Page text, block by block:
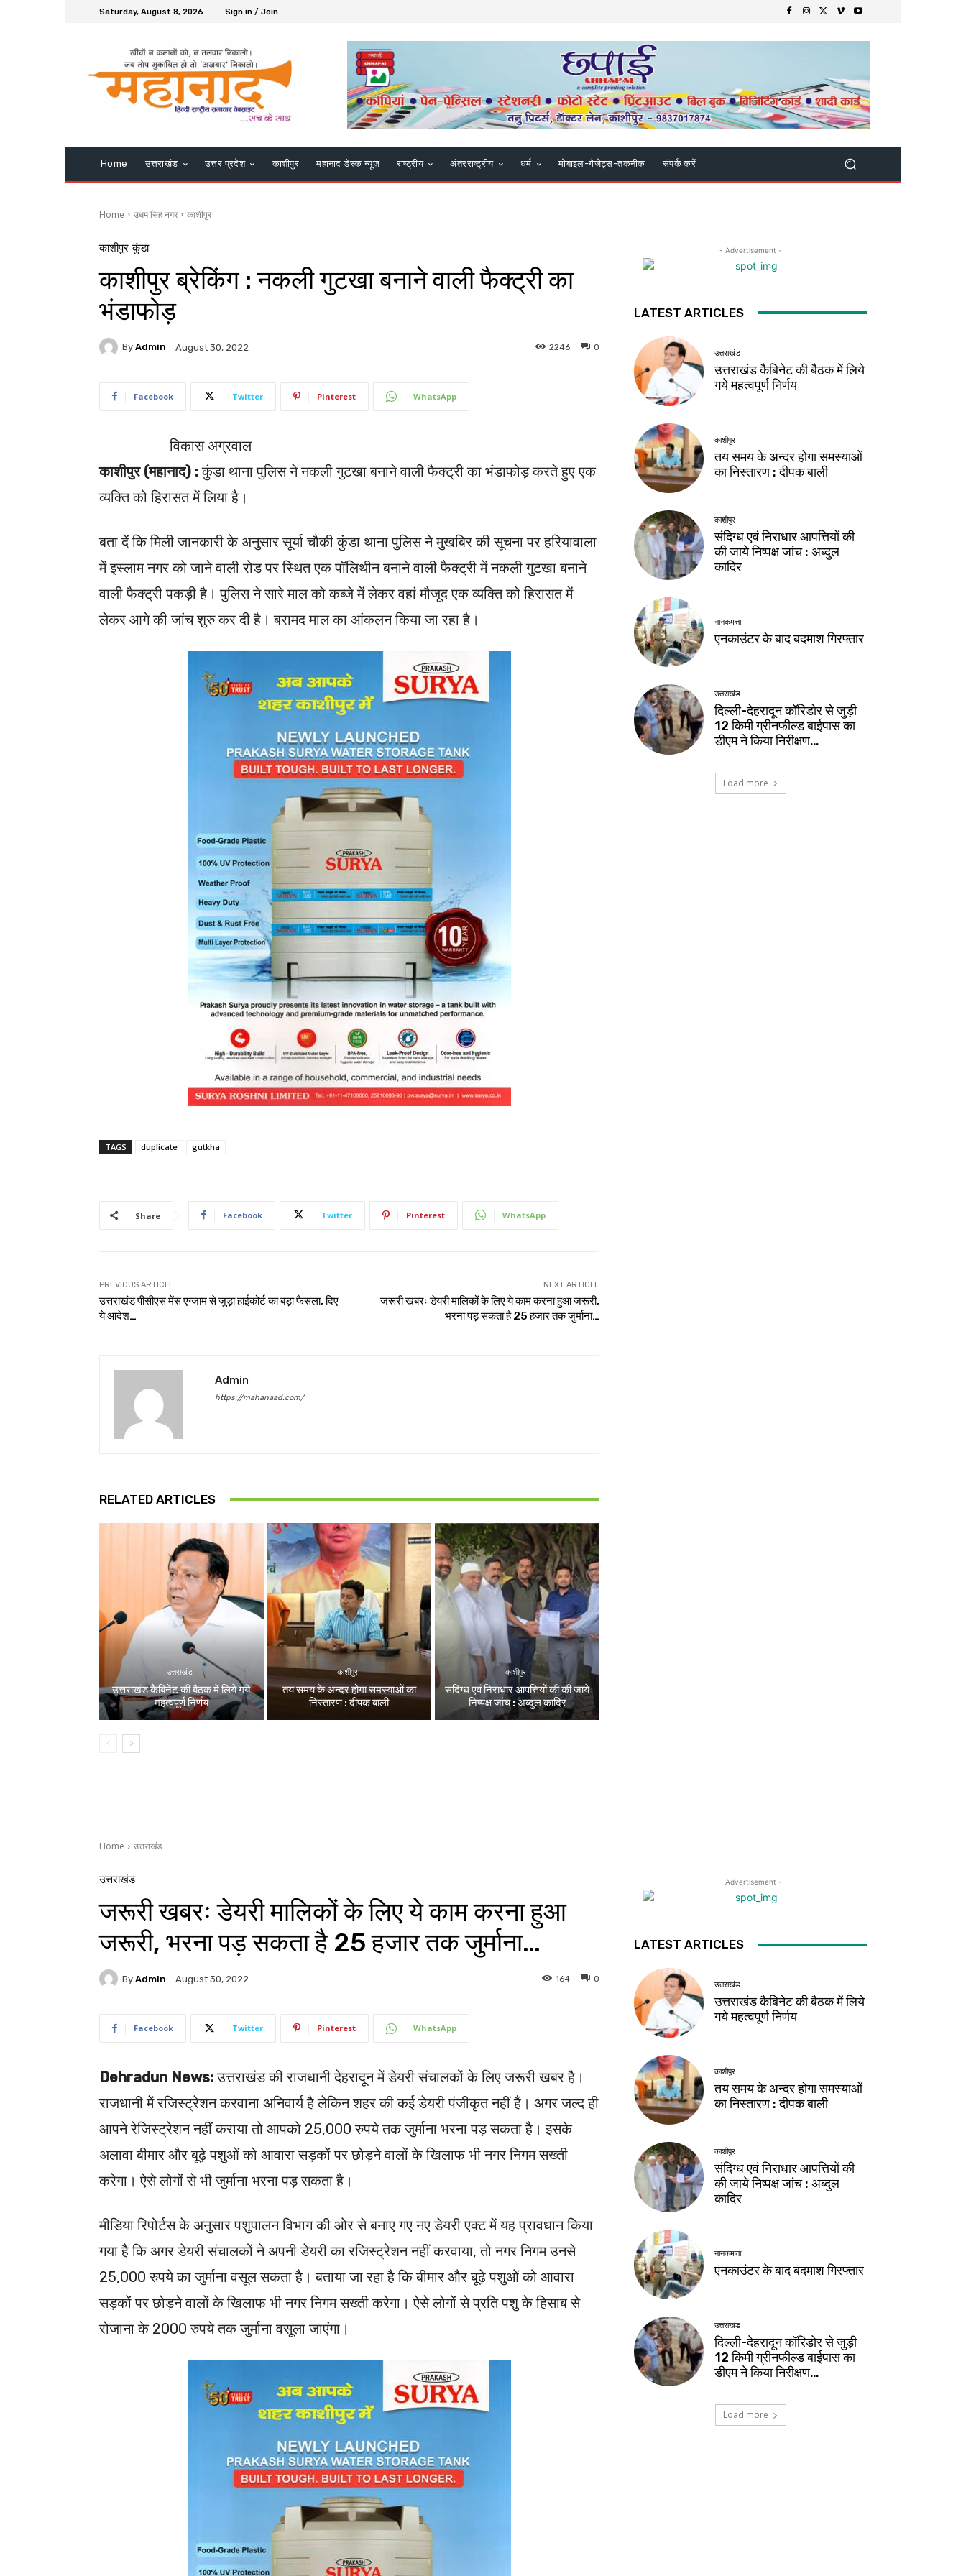
Saturday, August 8, 2026 Sign in / Join
Home उत्तराखंड उत्तर प्रदेश काशीपुर महानाद डेस्क न्यूज़ राष्ट्रीय अंतरराष्ट्रीय धर्म मोबाइल-गैजेट्स-तकनीक संपर्क करें
Home उधम सिंह नगर काशीपुर
काशीपुर कुंडा
काशीपुर ब्रेकिंग : नकली गुटखा बनाने वाली फैक्ट्री का
भंडाफोड़
By Admin August 30, 2022 0
2246
Facebook Twitter Pinterest WhatsApp
विकास अग्रवाल
काशीपुर (महानाद) :कुंडा थाना पुलिस ने नकली गुटखा बनाने वाली फैक्ट्री का भंडाफोड़ करते हुए एक
व्यक्ति को हिरासत में लिया है।
बता दें कि मिली जानकारी के अनुसार सूर्या चौकी कुंडा थाना पुलिस ने मुखबिर की सूचना पर हरियावाला
में इस्लाम नगर को जाने वाली रोड पर स्थित एक पॉलिथीन बनाने वाली फैक्ट्री में नकली गुटखा बनाने
वाली फैक्ट्री पकड़ी है। पुलिस ने सारे माल को कब्जे में लेकर वहां मौजूद एक व्यक्ति को हिरासत में
लेकर आगे की जांच शुरु कर दी है। बरामद माल का आंकलन किया जा रहा है।
TAGS duplicate gutkha
Share Facebook Twitter Pinterest WhatsApp
PREVIOUS ARTICLE
उत्तराखंड पीसीएस मेंस एग्जाम से जुड़ा हाईकोर्ट का बड़ा फैसला, दिए
ये आदेश…
NEXT ARTICLE
जरूरी खबरः डेयरी मालिकों के लिए ये काम करना हुआ जरूरी,
भरना पड़ सकता है 25 हजार तक जुर्माना…
Admin
https://mahanaad.com/
RELATED ARTICLES
उत्तराखंड
उत्तराखंड कैबिनेट की बैठक में लिये गये
महत्वपूर्ण निर्णय
काशीपुर
तय समय के अन्दर होगा समस्याओं का
निस्तारण : दीपक बाली
काशीपुर
संदिग्ध एवं निराधार आपत्तियों की की जाये
निष्पक्ष जांच : अब्दुल कादिर
- Advertisement -
LATEST ARTICLES
उत्तराखंड
उत्तराखंड कैबिनेट की बैठक में लिये
गये महत्वपूर्ण निर्णय
काशीपुर
तय समय के अन्दर होगा समस्याओं
का निस्तारण : दीपक बाली
काशीपुर
संदिग्ध एवं निराधार आपत्तियों की
की जाये निष्पक्ष जांच : अब्दुल
कादिर
नानकमत्ता
एनकाउंटर के बाद बदमाश गिरफ्तार
उत्तराखंड
दिल्ली-देहरादून कॉरिडोर से जुड़ी
12 किमी ग्रीनफील्ड बाईपास का
डीएम ने किया निरीक्षण…
Load more